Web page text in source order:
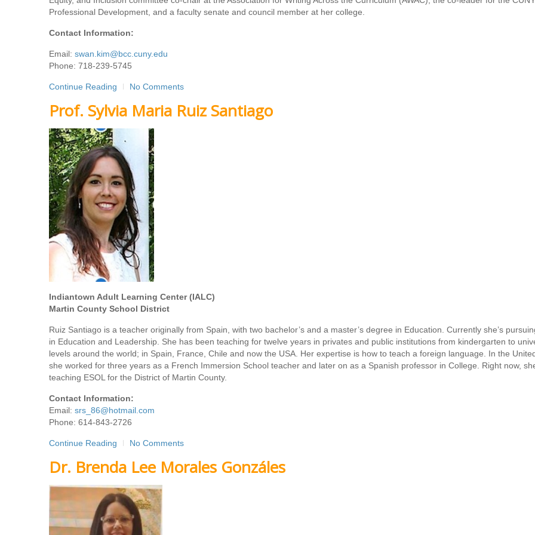
Professional Development, and a faculty senate and council member at her college.
Contact Information:
Email: swan.kim@bcc.cuny.edu
Phone: 718-239-5745
Continue Reading No Comments
Prof. Sylvia Maria Ruiz Santiago
Indiantown Adult Learning Center (IALC)
Martin County School District
Ruiz Santiago is a teacher originally from Spain, with two bachelor’s and a master’s degree in Education. Currently she’s
in Education and Leadership. She has been teaching for twelve years in privates and public institutions from kindergarten to
levels around the world; in Spain, France, Chile and now the USA. Her expertise is how to teach a foreign language. In the
she worked for three years as a French Immersion School teacher and later on as a Spanish professor in College. Right now,
teaching ESOL for the District of Martin County.
Contact Information:
Email: srs_86@hotmail.com
Phone: 614-843-2726
Continue Reading No Comments
Dr. Brenda Lee Morales Gonzáles